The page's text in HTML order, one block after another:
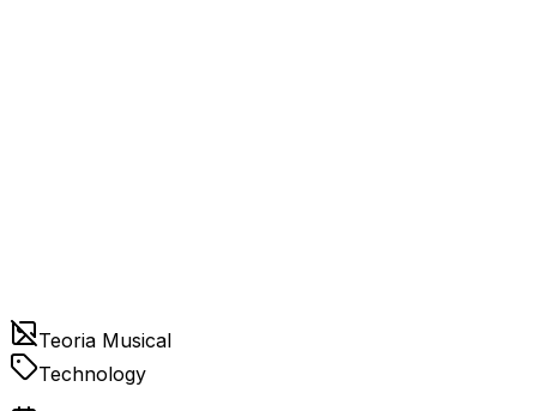
Teoria Musical
Technology